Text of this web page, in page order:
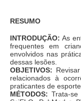
RESUMO
INTRODUÇÃO: As
frequentes em
envolvidos nas
dessas lesões.
OBJETIVOS:
relacionados à
praticantes de
MÉTODOS: Trata-